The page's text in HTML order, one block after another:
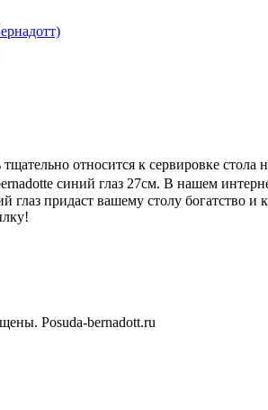
тщательно относится к сервировке
синий глаз 27см. В нашем
глаз придаст вашему столу богатство
Posuda-bernadott.ru